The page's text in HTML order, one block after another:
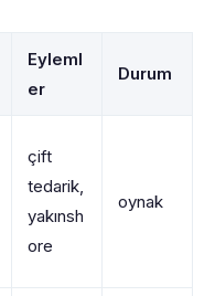
Eyleml
er
Durum
çift
tedarik,
yakınsh
ore
oynak